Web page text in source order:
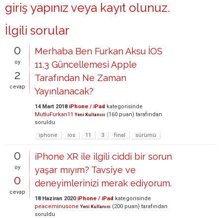
giriş yapınız veya kayıt olunuz.
İlgili sorular
0
oy
2
cevap
Merhaba Ben Furkan Aksu İOS
11.3 Güncellemesi Apple
Tarafından Ne Zaman
Yayınlanacak?
14 Mart 2018 iPhone / iPad kategorisinde
MutluFurkan11 Yeni Kullanıcı (160 puan) tarafından
soruldu
iphone
ios 11 3 final sürümü
0
oy
0
cevap
iPhone XR ile ilgili ciddi bir sorun
yaşar mıyım? Tavsiye ve
deneyimlerinizi merak ediyorum.
18 Haziran 2020 iPhone / iPad kategorisinde
peaceminusone Yeni Kullanıcı (200 puan) tarafından
soruldu